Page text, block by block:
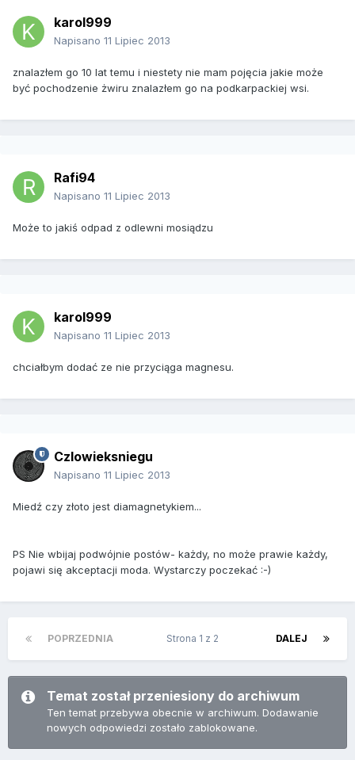
karol999
Napisano 11 Lipiec 2013
znalazłem go 10 lat temu i niestety nie mam pojęcia jakie może
być pochodzenie żwiru znalazłem go na podkarpackiej wsi.
Rafi94
Napisano 11 Lipiec 2013
Może to jakiś odpad z odlewni mosiądzu
karol999
Napisano 11 Lipiec 2013
chciałbym dodać ze nie przyciąga magnesu.
Czlowieksniegu
Napisano 11 Lipiec 2013
Miedź czy złoto jest diamagnetykiem...
PS Nie wbijaj podwójnie postów- każdy, no może prawie każdy,
pojawi się akceptacji moda. Wystarczy poczekać :-)
POPRZEDNIA DALEJ
Strona 1 z 2
Temat został przeniesiony do archiwum
Ten temat przebywa obecnie w archiwum. Dodawanie
nowych odpowiedzi zostało zablokowane.